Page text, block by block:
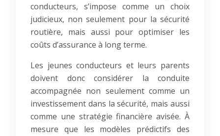
conducteurs, s’impose comme un choix
judicieux, non seulement pour la sécurité
routière, mais aussi pour optimiser les
coûts d’assurance à long terme.
Les jeunes conducteurs et leurs parents
doivent donc considérer la conduite
accompagnée non seulement comme un
investissement dans la sécurité, mais aussi
comme une stratégie financière avisée. À
mesure que les modèles prédictifs des